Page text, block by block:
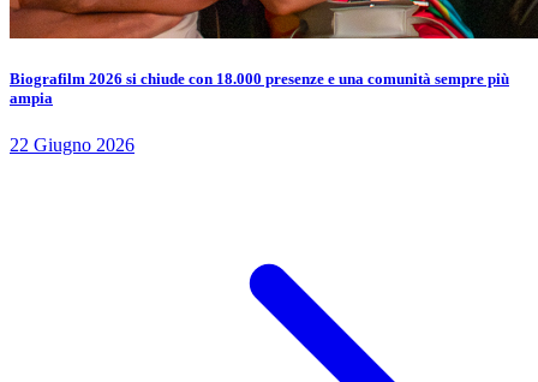
Biografilm 2026 si chiude con 18.000 presenze e una comunità sempre più
ampia
22 Giugno 2026